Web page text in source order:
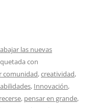
las nuevas
con
comunidad,creatividad,
, Innovación,
, pensar en grande,